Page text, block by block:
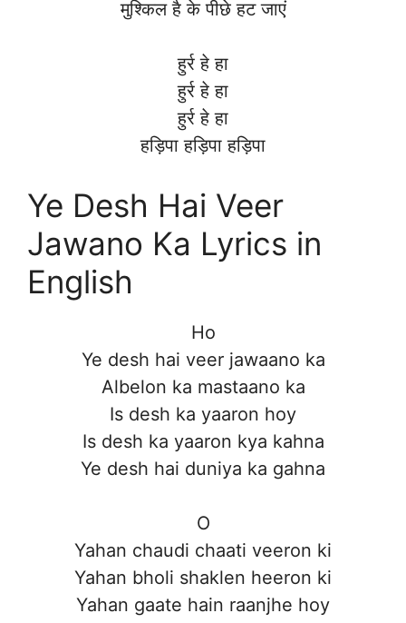
मुश्किल है के पीछे हट जाएं
हुर्र हे हा
हुर्र हे हा
हुर्र हे हा
हड़िपा हड़िपा हड़िपा
Ye Desh Hai Veer
Jawano Ka Lyrics in
English
Ho
Ye desh hai veer jawaano ka
Albelon ka mastaano ka
Is desh ka yaaron hoy
Is desh ka yaaron kya kahna
Ye desh hai duniya ka gahna
O
Yahan chaudi chaati veeron ki
Yahan bholi shaklen heeron ki
Yahan gaate hain raanjhe hoy